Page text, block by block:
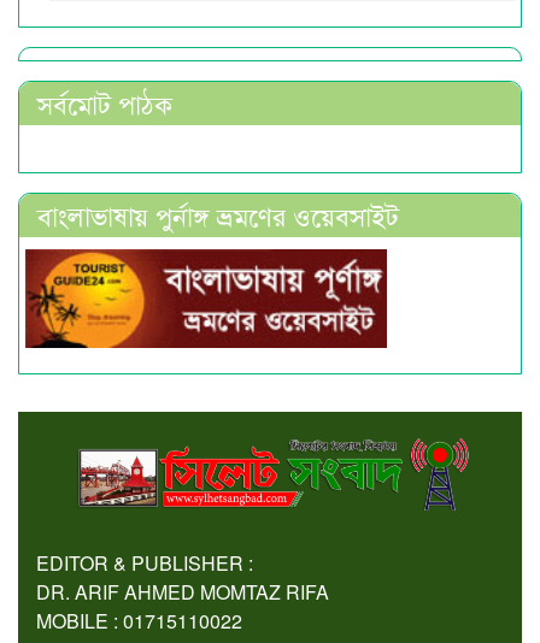
সর্বমোট পাঠক
বাংলাভাষায় পুর্নাঙ্গ ভ্রমণের ওয়েবসাইট
EDITOR & PUBLISHER :
DR. ARIF AHMED MOMTAZ RIFA
MOBILE : 01715110022